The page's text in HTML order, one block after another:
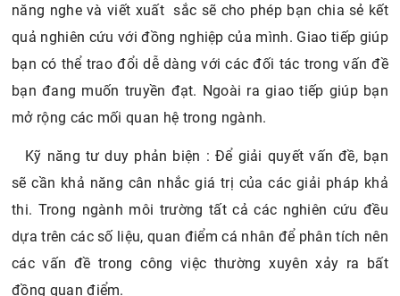
năng nghe và viết xuất sắc sẽ cho phép bạn chia sẻ kết
quả nghiên cứu với đồng nghiệp của mình. Giao tiếp giúp
bạn có thể trao đổi dễ dàng với các đối tác trong vấn đề
bạn đang muốn truyền đạt. Ngoài ra giao tiếp giúp bạn
mở rộng các mối quan hệ trong ngành.
Kỹ năng tư duy phản biện : Để giải quyết vấn đề, bạn
sẽ cần khả năng cân nhắc giá trị của các giải pháp khả
thi. Trong ngành môi trường tất cả các nghiên cứu đều
dựa trên các số liệu, quan điểm cá nhân để phân tích nên
các vấn đề trong công việc thường xuyên xảy ra bất
đồng quan điểm.